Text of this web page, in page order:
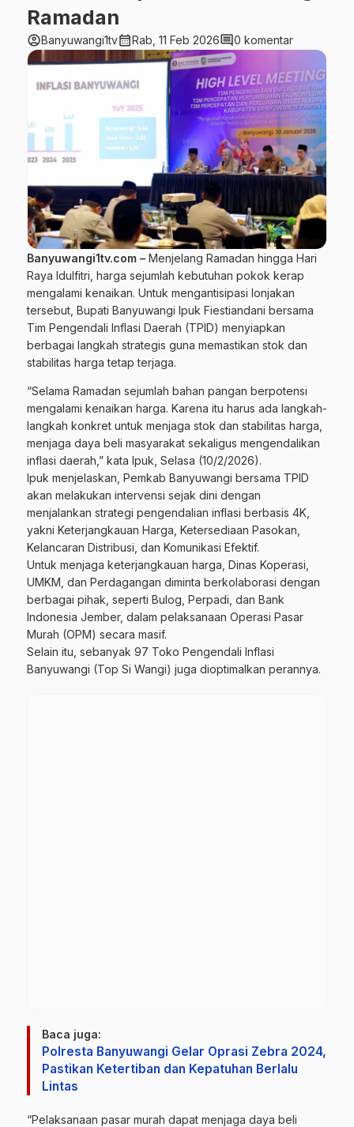
Ramadan
account_circleBanyuwangi1tvcalendar_monthRab, 11 Feb 2026comment0 komentar
Banyuwangi1tv.com – Menjelang Ramadan hingga Hari
Raya Idulfitri, harga sejumlah kebutuhan pokok kerap
mengalami kenaikan. Untuk mengantisipasi lonjakan
tersebut, Bupati Banyuwangi Ipuk Fiestiandani bersama
Tim Pengendali Inflasi Daerah (TPID) menyiapkan
berbagai langkah strategis guna memastikan stok dan
stabilitas harga tetap terjaga.
“Selama Ramadan sejumlah bahan pangan berpotensi
mengalami kenaikan harga. Karena itu harus ada langkah-
langkah konkret untuk menjaga stok dan stabilitas harga,
menjaga daya beli masyarakat sekaligus mengendalikan
inflasi daerah,” kata Ipuk, Selasa (10/2/2026).
Ipuk menjelaskan, Pemkab Banyuwangi bersama TPID
akan melakukan intervensi sejak dini dengan
menjalankan strategi pengendalian inflasi berbasis 4K,
yakni Keterjangkauan Harga, Ketersediaan Pasokan,
Kelancaran Distribusi, dan Komunikasi Efektif.
Untuk menjaga keterjangkauan harga, Dinas Koperasi,
UMKM, dan Perdagangan diminta berkolaborasi dengan
berbagai pihak, seperti Bulog, Perpadi, dan Bank
Indonesia Jember, dalam pelaksanaan Operasi Pasar
Murah (OPM) secara masif.
Selain itu, sebanyak 97 Toko Pengendali Inflasi
Banyuwangi (Top Si Wangi) juga dioptimalkan perannya.
Baca juga:
Polresta Banyuwangi Gelar Oprasi Zebra 2024,
Pastikan Ketertiban dan Kepatuhan Berlalu
Lintas
“Pelaksanaan pasar murah dapat menjaga daya beli